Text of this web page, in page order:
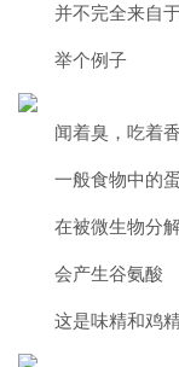
并不完全来自
举个例子
闻着臭，吃着香
一般食物中的
在被微生物分
会产生谷氨酸
这是味精和鸡